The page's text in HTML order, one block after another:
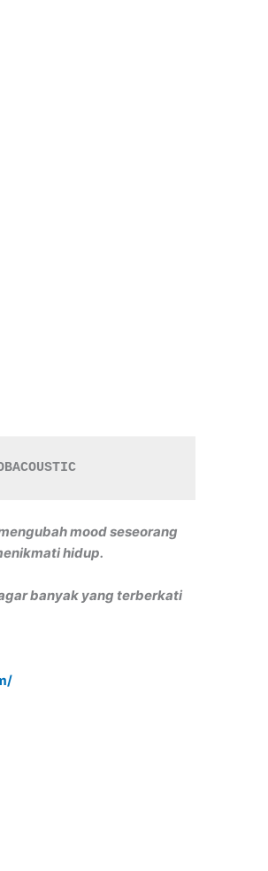
mood seseorang
hidup.
banyak yang terberkati